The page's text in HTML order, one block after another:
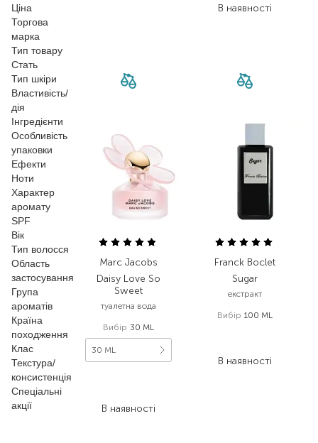
Ціна
Торгова
марка
Тип товару
Стать
Тип шкіри
Властивість/
дія
Інгредієнти
Особливість
упаковки
Ефекти
Ноти
Характер
аромату
SPF
Вік
Тип волосся
Область
застосування
Група
ароматів
Країна
походження
Клас
Текстура/
консистенція
Спеціальні
акції
В наявності
Marc Jacobs
Daisy Love So
Sweet
туалетна вода
Вибір 30 ML
30 ML
В наявності
Franck Boclet
Sugar
екстракт
Вибір 100 ML
В наявності